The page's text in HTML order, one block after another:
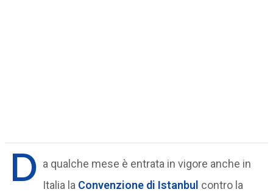
D a qualche mese è entrata in vigore anche in
Italia la Convenzione di Istanbul contro la